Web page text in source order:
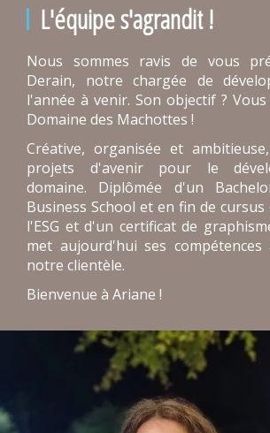
L'équipe s'agrandit !
Nous sommes ravis de vous
Derain, notre chargée de
l'année à venir. Son objectif ?
Domaine des Machottes !
Créative, organisée et
projets d'avenir pour le
domaine. Diplômée d'un
Business School et en fin de
l'ESG et d'un certificat de
met aujourd'hui ses compétences
notre clientèle.
Bienvenue à Ariane !